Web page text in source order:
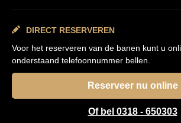
DIRECT RESERVEREN
Voor het reserveren van de banen kunt u
onderstaand telefoonnummer bellen.
Reserveer nu online
Of bel 0318 - 650303